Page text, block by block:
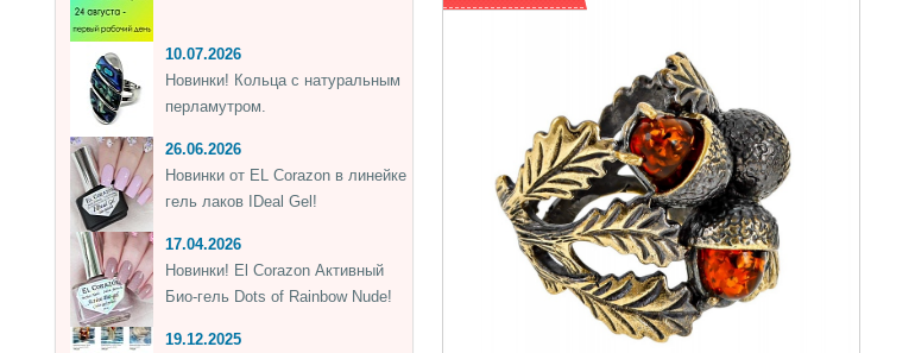
10.07.2026
Новинки! Кольца с натуральным
перламутром.
26.06.2026
Новинки от EL Corazon в линейке
гель лаков IDeal Gel!
17.04.2026
Новинки! El Corazon Активный
Био-гель Dots of Rainbow Nude!
19.12.2025